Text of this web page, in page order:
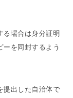
る場合は身分証明
を同封するよう
提出した自治体で